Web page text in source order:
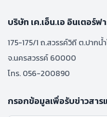
บริษัท เค.เอ็น.เอ อินเตอร์ฟ
175-175/1 ถ.สวรรค์วิถี ต.ปากน้
จ.นครสวรรค์ 60000
โทร. 056-200890
กรอกข้อมูลเพื่อรับข่าวสาร